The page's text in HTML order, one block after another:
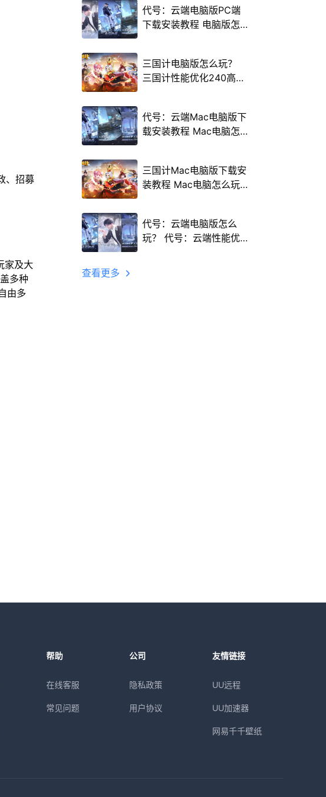
、招募
家及大
多种
由多
代号：云端电脑版PC端
下载安装教程 电脑版怎
三国计电脑版怎么玩？
三国计性能优化240高帧
代号：云端Mac电脑版下
载安装教程 Mac电脑怎
三国计Mac电脑版下载安
装教程 Mac电脑怎么玩
代号：云端电脑版怎么
玩？ 代号：云端性能优
查看更多
帮助
在线客服
常见问题
公司
隐私政策
用户协议
友情链接
UU远程
UU加速器
网易千千壁纸